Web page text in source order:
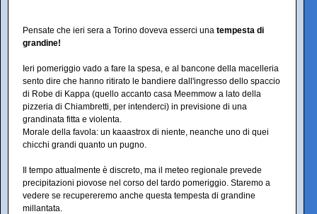
Pensate che ieri sera a Torino doveva esserci una tempesta di
grandine!
Ieri pomeriggio vado a fare la spesa, e al bancone della macelleria
sento dire che hanno ritirato le bandiere dall'ingresso dello spaccio
di Robe di Kappa (quello accanto casa Meemmow a lato della
pizzeria di Chiambretti, per intenderci) in previsione di una
grandinata fitta e violenta.
Morale della favola: un kaaastrox di niente, neanche uno di quei
chicchi grandi quanto un pugno.
Il tempo attualmente è discreto, ma il meteo regionale prevede
precipitazioni piovose nel corso del tardo pomeriggio. Staremo a
vedere se recupereremo anche questa tempesta di grandine
millantata.